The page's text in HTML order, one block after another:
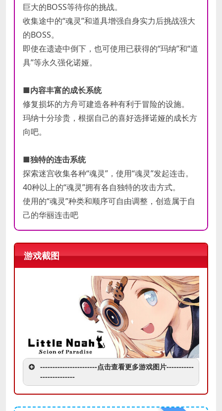
巨大的BOSS等待你的挑战。
收集途中的“魂灵”和道具增强自身实力后挑战强大
的BOSS。
即使在遗迹中倒下，也可使用已获得的“玛纳”和“道
具”等永久强化诺娅。
■内容丰富的成长系统
修复损坏的方舟可建造各种有利于冒险的设施。
玛纳十分珍贵，根据自己的喜好选择诺娅的成长方
向吧。
■独特的连击系统
探索迷宫收集各种“魂灵”，使用“魂灵”发起连击。
40种以上的“魂灵”拥有各自独特的攻击方式。
使用的“魂灵”种类和顺序可自由调整，创造属于自
己的华丽连击吧
游戏截图
-----------------------点击查看更多游戏图片-----------
--------------